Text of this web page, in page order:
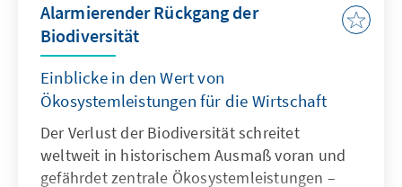
Alarmierender Rückgang der
Biodiversität
Einblicke in den Wert von
Ökosystemleistungen für die Wirtschaft
Der Verlust der Biodiversität schreitet
weltweit in historischem Ausmaß voran und
gefährdet zentrale Ökosystemleistungen –